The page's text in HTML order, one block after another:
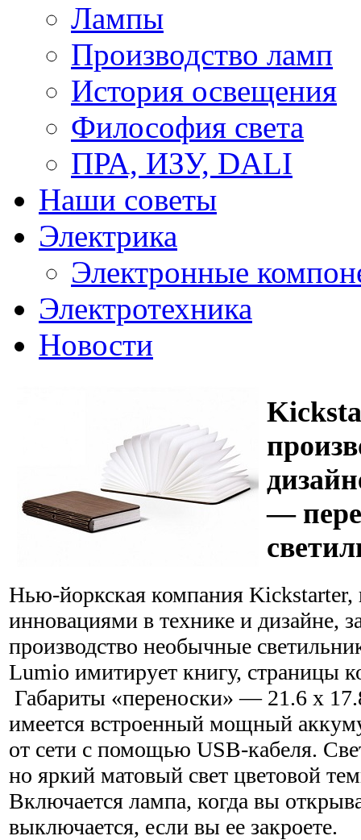
Лампы
Производство ламп
История освещения
Философия света
ПРА, ИЗУ, DALI
Наши советы
Электрика
Электронные
Электротехника
Новости
—
Нью-йоркская компания Kickstarter,
инновациями в технике и дизайне,
производство необычные
Lumio имитирует книгу, страницы
Габариты «переноски» — 21.6 x
имеется встроенный мощный
от сети с помощью USB-кабеля.
но яркий матовый свет цветовой
Включается лампа, когда вы
выключается, если вы ее закроете.